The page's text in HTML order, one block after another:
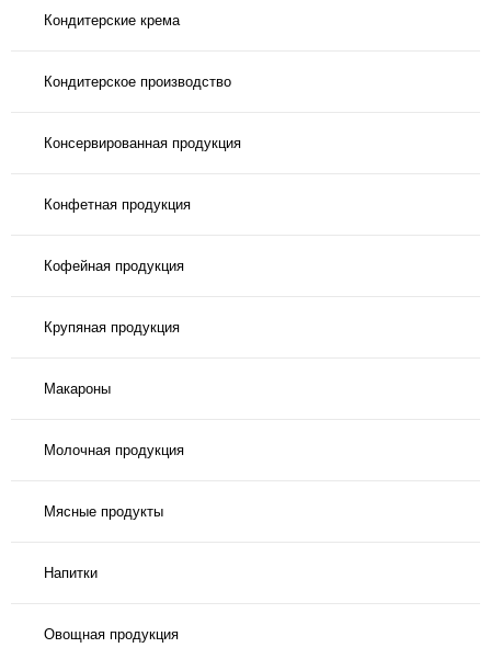
Кондитерские крема
Кондитерское производство
Консервированная продукция
Конфетная продукция
Кофейная продукция
Крупяная продукция
Макароны
Молочная продукция
Мясные продукты
Напитки
Овощная продукция